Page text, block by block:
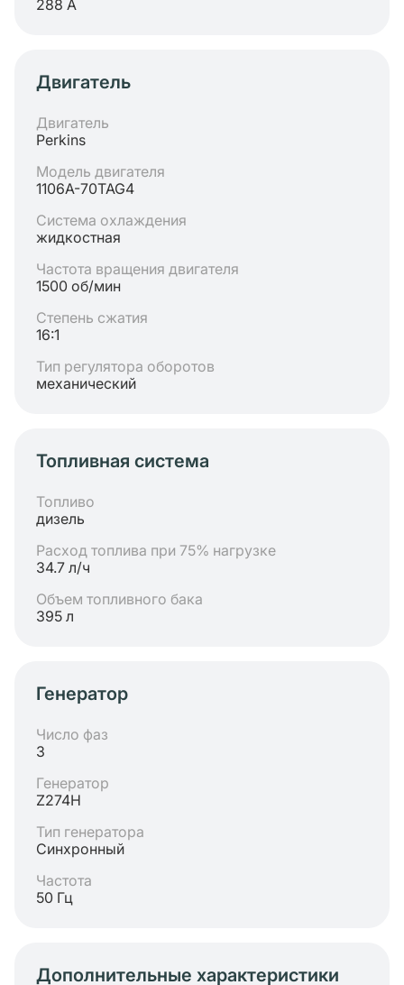
288 А
Двигатель
Двигатель
Perkins
Модель двигателя
1106A-70TAG4
Система охлаждения
жидкостная
Частота вращения двигателя
1500 об/мин
Степень сжатия
16:1
Тип регулятора оборотов
механический
Топливная система
Топливо
дизель
Расход топлива при 75% нагрузке
34.7 л/ч
Объем топливного бака
395 л
Генератор
Число фаз
3
Генератор
Z274H
Тип генератора
Синхронный
Частота
50 Гц
Дополнительные характеристики